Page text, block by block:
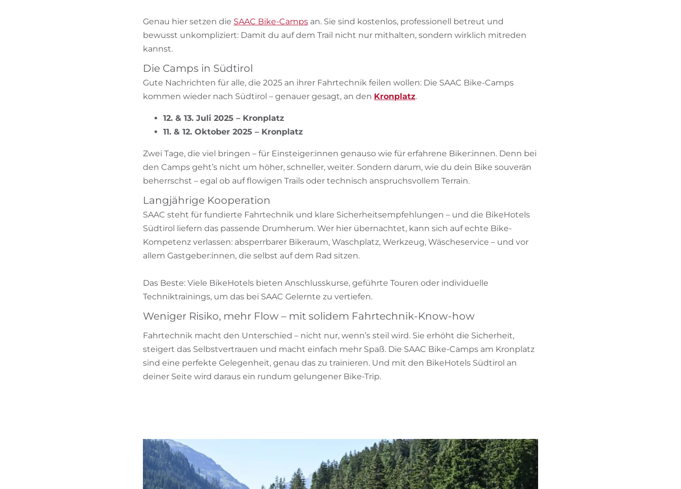
Genau hier setzen die SAAC Bike-Camps an. Sie sind kostenlos, professionell betreut und
bewusst unkompliziert: Damit du auf dem Trail nicht nur mithalten, sondern wirklich mitreden
kannst.
Die Camps in Südtirol
Gute Nachrichten für alle, die 2025 an ihrer Fahrtechnik feilen wollen: Die SAAC Bike-Camps
kommen wieder nach Südtirol – genauer gesagt, an den Kronplatz.
12. & 13. Juli 2025 – Kronplatz
11. & 12. Oktober 2025 – Kronplatz
Zwei Tage, die viel bringen – für Einsteiger:innen genauso wie für erfahrene Biker:innen. Denn bei
den Camps geht’s nicht um höher, schneller, weiter. Sondern darum, wie du dein Bike souverän
beherrschst – egal ob auf flowigen Trails oder technisch anspruchsvollem Terrain.
Langjährige Kooperation
SAAC steht für fundierte Fahrtechnik und klare Sicherheitsempfehlungen – und die BikeHotels
Südtirol liefern das passende Drumherum. Wer hier übernachtet, kann sich auf echte Bike-
Kompetenz verlassen: absperrbarer Bikeraum, Waschplatz, Werkzeug, Wäscheservice – und vor
allem Gastgeber:innen, die selbst auf dem Rad sitzen.
Das Beste: Viele BikeHotels bieten Anschlusskurse, geführte Touren oder individuelle
Techniktrainings, um das bei SAAC Gelernte zu vertiefen.
Weniger Risiko, mehr Flow – mit solidem Fahrtechnik-Know-how
Fahrtechnik macht den Unterschied – nicht nur, wenn’s steil wird. Sie erhöht die Sicherheit,
steigert das Selbstvertrauen und macht einfach mehr Spaß. Die SAAC Bike-Camps am Kronplatz
sind eine perfekte Gelegenheit, genau das zu trainieren. Und mit den BikeHotels Südtirol an
deiner Seite wird daraus ein rundum gelungener Bike-Trip.